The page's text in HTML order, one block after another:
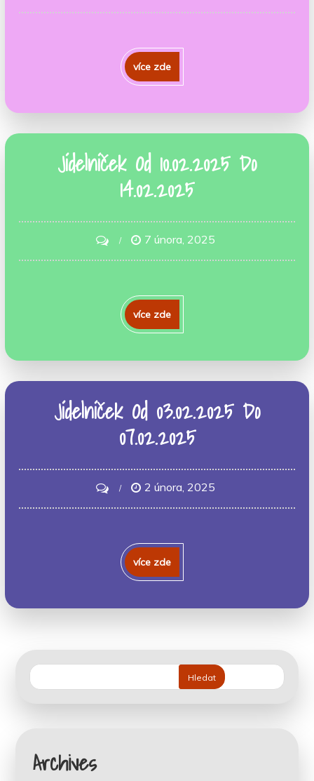
Jídelníček
17.02.2025
21.02.2025
více zde
Jídelníček Od 10.02.2025 Do
14.02.2025
on
Jídelníček
10.02.2025
Do
14.02.2025
7 února, 2025
více zde
Jídelníček Od 03.02.2025 Do
07.02.2025
on
Jídelníček
03.02.2025
Do
07.02.2025
2 února, 2025
více zde
Hledat
Archives